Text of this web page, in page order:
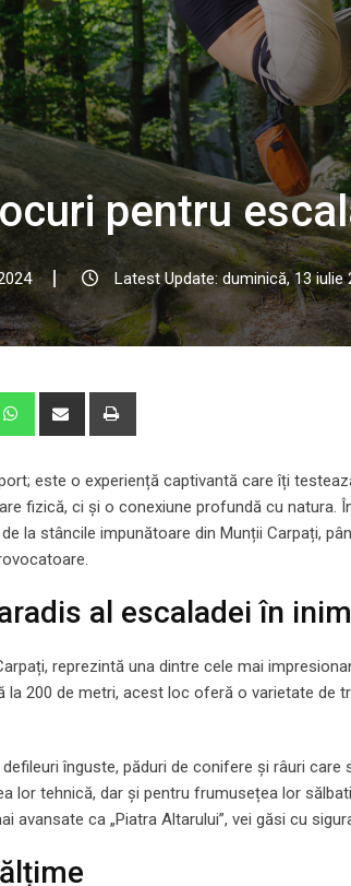
pentru
Latest Update: duminică, 13 iulie
WhatsappShare
este o experiență captivantă care îți
fizică, ci și o conexiune profundă cu natura.
la stâncile impunătoare din Munții Carpați,
al escaladei în
reprezintă una dintre cele mai
la 200 de metri, acest loc oferă o varietate
înguste, păduri de conifere și râuri care
lor tehnică, dar și pentru frumusețea lor
avansate ca „Piatra Altarului”, vei găsi cu